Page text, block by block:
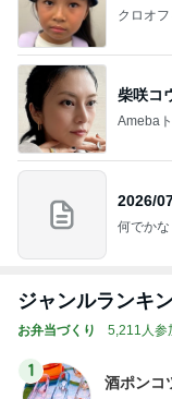
クロオ
柴咲コ
Ameba
2026/
何でかな
ジャンルランキ
お弁当づくり 5,211人参
1
酒ポン